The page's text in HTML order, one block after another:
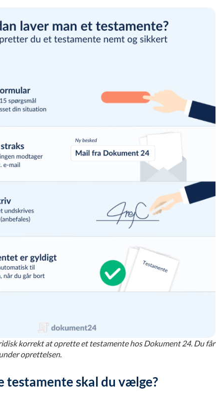
korrekt at oprette et testamente hos Dokument 24. Du får
oprettelsen.
testamente skal du vælge?